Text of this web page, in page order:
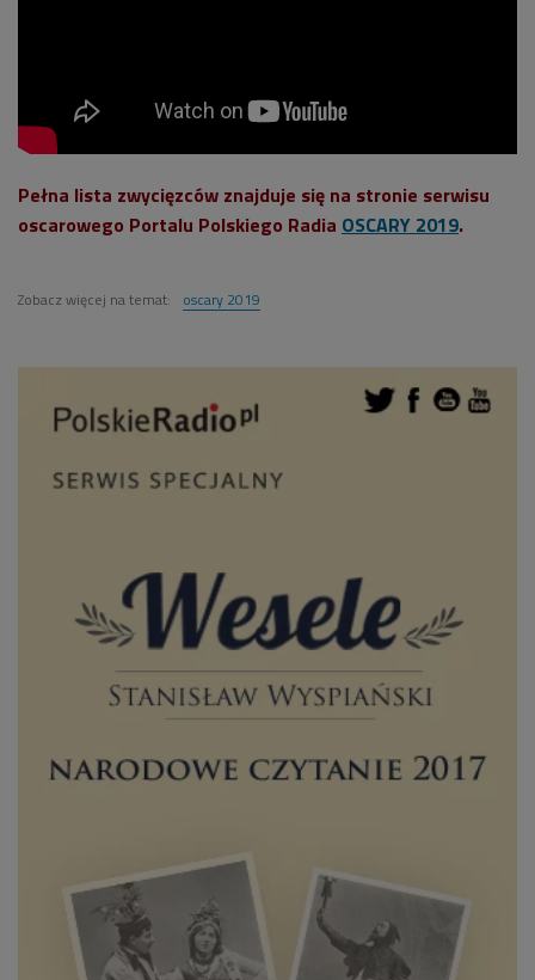
Pełna lista zwycięzców znajduje się na stronie serwisu
oscarowego Portalu Polskiego Radia OSCARY 2019.
Zobacz więcej na temat: oscary 2019